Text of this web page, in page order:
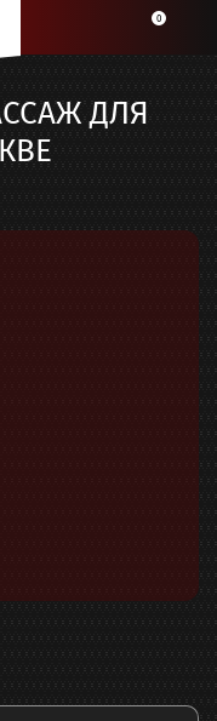
0
ДЛЯ